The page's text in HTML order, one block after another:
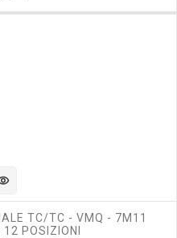
TC/TC - VMQ - 7M11
POSIZIONI